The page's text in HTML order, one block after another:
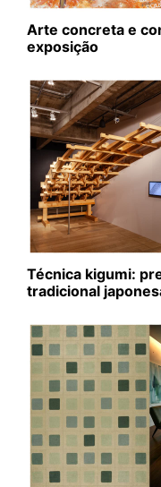
Arte concreta e
exposição
Técnica kigumi:
tradicional